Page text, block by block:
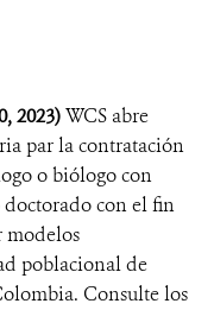
2023)WCS abre
par la contratación
o biólogo con
doctorado con el fin
modelos
poblacional de
Consulte los